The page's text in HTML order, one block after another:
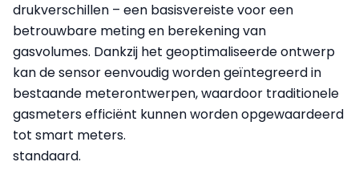
drukverschillen – een basisvereiste voor een
betrouwbare meting en berekening van
gasvolumes. Dankzij het geoptimaliseerde ontwerp
kan de sensor eenvoudig worden geïntegreerd in
bestaande meterontwerpen, waardoor traditionele
gasmeters efficiënt kunnen worden opgewaardeerd
tot smart meters.
standaard.